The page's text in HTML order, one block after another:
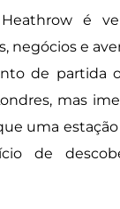
Heathrow é
negócios e
de partida
mas
uma
de